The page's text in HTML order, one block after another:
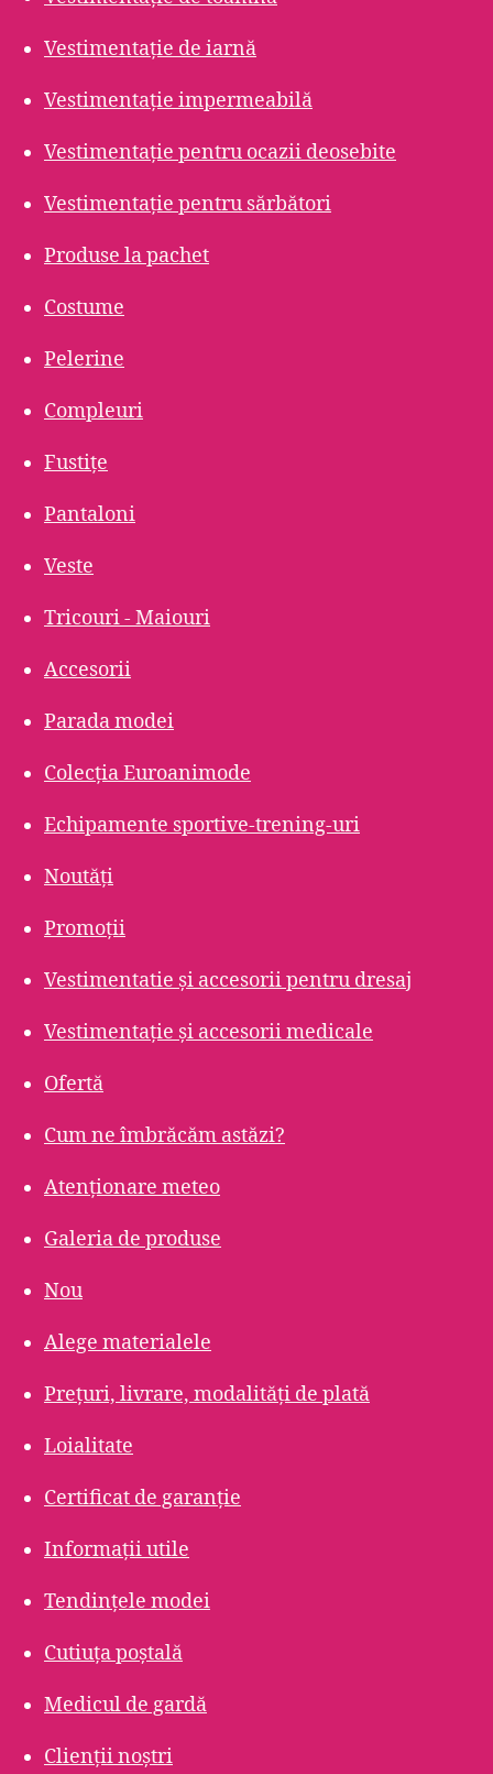
Vestimentație de iarnă
Vestimentație impermeabilă
Vestimentație pentru ocazii deosebite
Vestimentație pentru sărbători
Produse la pachet
Costume
Pelerine
Compleuri
Fustițe
Pantaloni
Veste
Tricouri - Maiouri
Accesorii
Parada modei
Colecția Euroanimode
Echipamente sportive-trening-uri
Noutăți
Promoții
Vestimentatie și accesorii pentru dresaj
Vestimentație și accesorii medicale
Ofertă
Cum ne îmbrăcăm astăzi?
Atenționare meteo
Galeria de produse
Nou
Alege materialele
Prețuri, livrare, modalități de plată
Loialitate
Certificat de garanție
Informații utile
Tendințele modei
Cutiuța poștală
Medicul de gardă
Clienții noștri